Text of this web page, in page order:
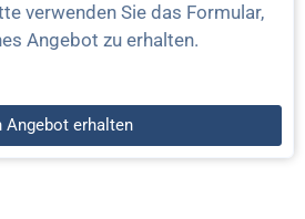
verwenden Sie das Formular,
Angebot zu erhalten.
Angebot erhalten